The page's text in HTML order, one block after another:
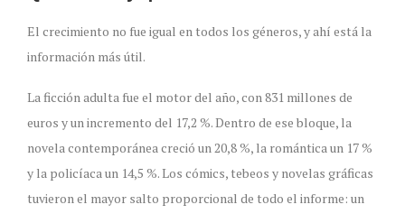
El crecimiento no fue igual en todos los géneros, y ahí está la
información más útil.
La ficción adulta fue el motor del año, con 831 millones de
euros y un incremento del 17,2 %. Dentro de ese bloque, la
novela contemporánea creció un 20,8 %, la romántica un 17 %
y la policíaca un 14,5 %. Los cómics, tebeos y novelas gráficas
tuvieron el mayor salto proporcional de todo el informe: un